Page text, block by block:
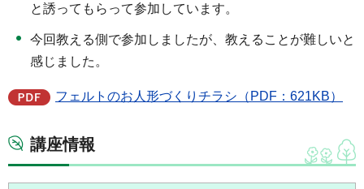
と誘ってもらって参加しています。
今回教える側で参加しましたが、教えることが難しいと
感じました。
フェルトのお人形づくりチラシ（PDF：621KB）
講座情報